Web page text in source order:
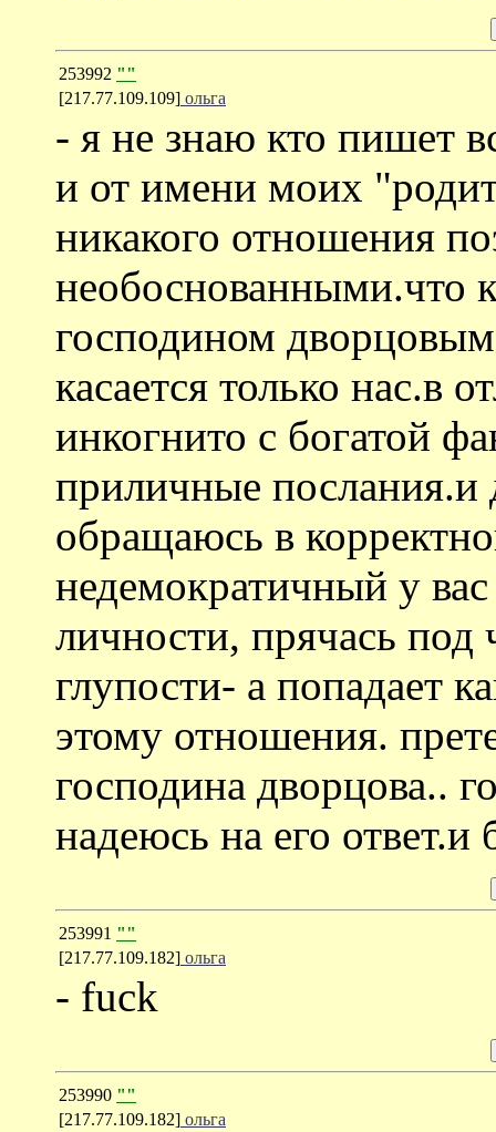
253992 ""
[217.77.109.109] ольга
- я не знаю кто пишет
и от имени моих
никакого отношения
необоснованными.что
господином
касается только нас.в
инкогнито с богатой
приличные послания.и
обращаюсь в
недемократичный у
личности, прячась
глупости- а попадает
этому отношения.
господина дворцова..
надеюсь на его
253991 ""
[217.77.109.182] ольга
- fuck
253990 ""
[217.77.109.182] ольга